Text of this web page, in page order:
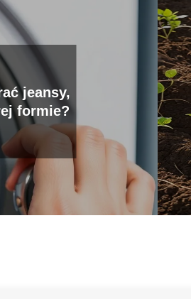
jeansy,
formie?